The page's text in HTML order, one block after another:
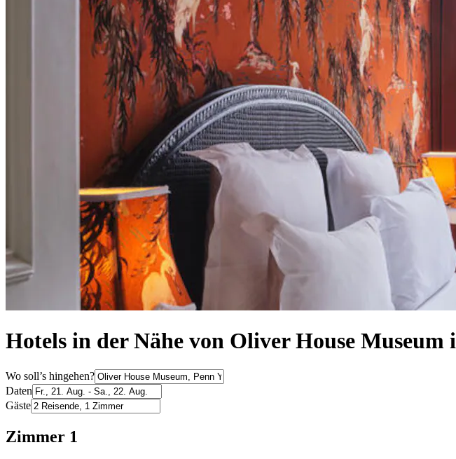
Hotels in der Nähe von Oliver House Museum
Wo soll’s hingehen?
Daten
Gäste
Zimmer 1